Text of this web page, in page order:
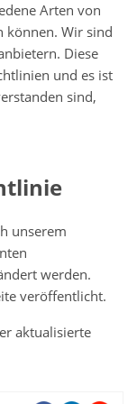
Arten von
können. Wir sind
Diese
und es ist
sind,
unserem
werden.
veröffentlicht.
aktualisierte